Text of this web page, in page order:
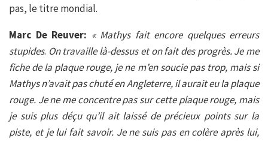
pas, le titre mondial.
Marc De Reuver: « Mathys fait encore quelques erreurs
stupides. On travaille là-dessus et on fait des progrès. Je me
fiche de la plaque rouge, je ne m’en soucie pas trop, mais si
Mathys n’avait pas chuté en Angleterre, il aurait eu la plaque
rouge. Je ne me concentre pas sur cette plaque rouge, mais
je suis plus déçu qu’il ait laissé de précieux points sur la
piste, et je lui fait savoir. Je ne suis pas en colère après lui,